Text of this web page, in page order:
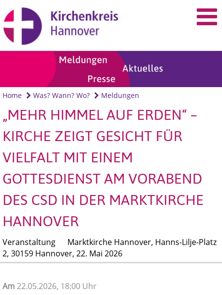
Home Was? Wann? Wo? Meldungen
„MEHR HIMMEL AUF ERDEN“ –
KIRCHE ZEIGT GESICHT FÜR
VIELFALT MIT EINEM
GOTTESDIENST AM VORABEND
DES CSD IN DER MARKTKIRCHE
HANNOVER
Veranstaltung
Marktkirche Hannover, Hanns-Lilje-Platz
2, 30159 Hannover, 22. Mai 2026
Am22.05.2026, 18:00 Uhr